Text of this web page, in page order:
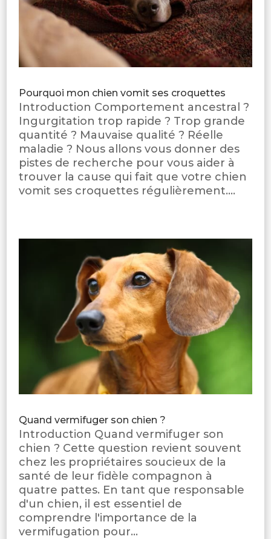
Pourquoi mon chien vomit ses croquettes
Introduction Comportement ancestral ?
Ingurgitation trop rapide ? Trop grande
quantité ? Mauvaise qualité ? Réelle
maladie ? Nous allons vous donner des
pistes de recherche pour vous aider à
trouver la cause qui fait que votre chien
vomit ses croquettes régulièrement....
Quand vermifuger son chien ?
Introduction Quand vermifuger son
chien ? Cette question revient souvent
chez les propriétaires soucieux de la
santé de leur fidèle compagnon à
quatre pattes. En tant que responsable
d'un chien, il est essentiel de
comprendre l'importance de la
vermifugation pour...